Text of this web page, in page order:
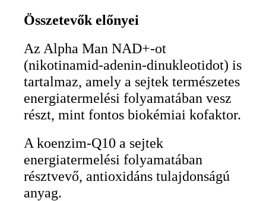
Összetevők előnyei
Az Alpha Man NAD+-ot
(nikotinamid-adenin-dinukleotidot) is
tartalmaz, amely a sejtek természetes
energiatermelési folyamatában vesz
részt, mint fontos biokémiai kofaktor.
A koenzim-Q10 a sejtek
energiatermelési folyamatában
résztvevő, antioxidáns tulajdonságú
anyag.